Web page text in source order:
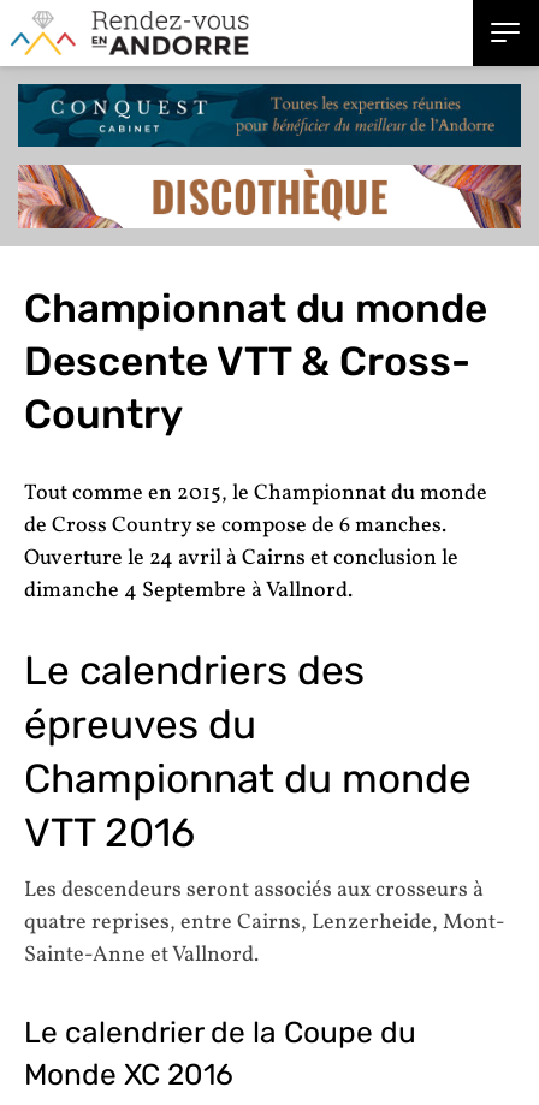
Championnat du monde
Descente VTT & Cross-
Country
Tout comme en 2015, le Championnat du monde
de Cross Country se compose de 6 manches.
Ouverture le 24 avril à Cairns et conclusion le
dimanche 4 Septembre à Vallnord.
Le calendriers des
épreuves du
Championnat du monde
VTT 2016
Les descendeurs seront associés aux crosseurs à
quatre reprises, entre Cairns, Lenzerheide, Mont-
Sainte-Anne et Vallnord.
Le calendrier de la Coupe du
Monde XC 2016